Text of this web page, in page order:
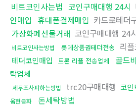
비트코인사는법 코인구매대행 24시
인매입 휴대폰결제매입 카드로테더
가상화폐선물거래 코인구매대행 24
비트코인사는방법 롯데상품권테더전송 리
테더코인매입 트론 리플 전송업체 골드
탁업체
세무조사피하는방법 trc20구매대행 코인
움현금화
돈세탁방법